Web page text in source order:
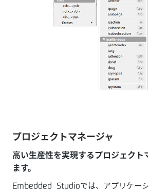
プロジェクトマネージャ
高い生産性を実現するプロジェクト
ます。
Embedded Studioでは、アプリケー